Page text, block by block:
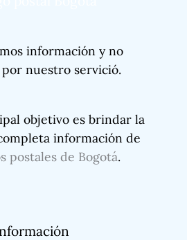
información y no
nuestro servició.
objetivo es brindar la
información de
postales de Bogotá.